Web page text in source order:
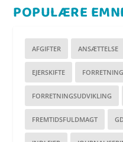
POPULÆRE
AFGIFTER ANSÆTTELSE
EJERSKIFTE
FORRETNINGSUDVIKLING
FREMTIDSFULDMAGT